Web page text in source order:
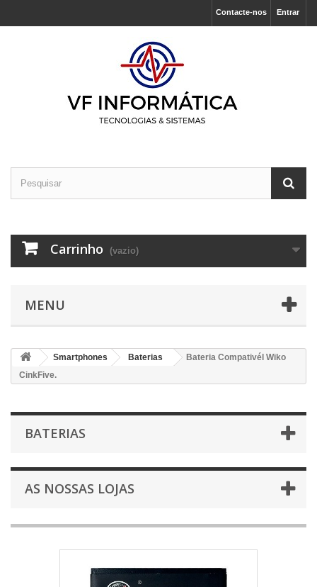
Entrar
Contacte-nos
Carrinho (vazio)
MENU
Smartphones Baterias
Bateria Compativél Wiko
CinkFive.
BATERIAS
AS NOSSAS LOJAS